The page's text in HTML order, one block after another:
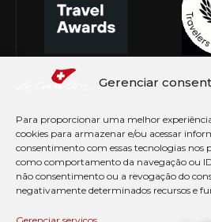
Gerenciar
Para proporcionar uma melhor
cookies para armazenar e/ou acessar
consentimento com essas tecnologias nos
como comportamento da navegação ou
não consentimento ou a revogação do
negativamente determinados recursos e
© Copyright 2026 Le Canton.